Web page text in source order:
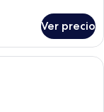
Ver precio